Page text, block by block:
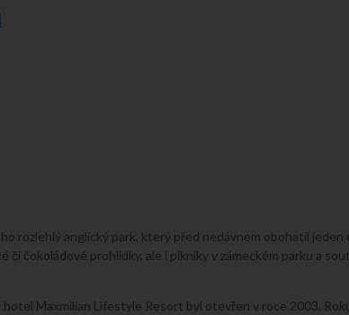
rozlehlý anglický park, který před nedávnem obohatil
čokoládové prohlídky, ale i pikniky v zámeckém parku a
Maxmilian Lifestyle Resort byl otevřen v roce 2003.